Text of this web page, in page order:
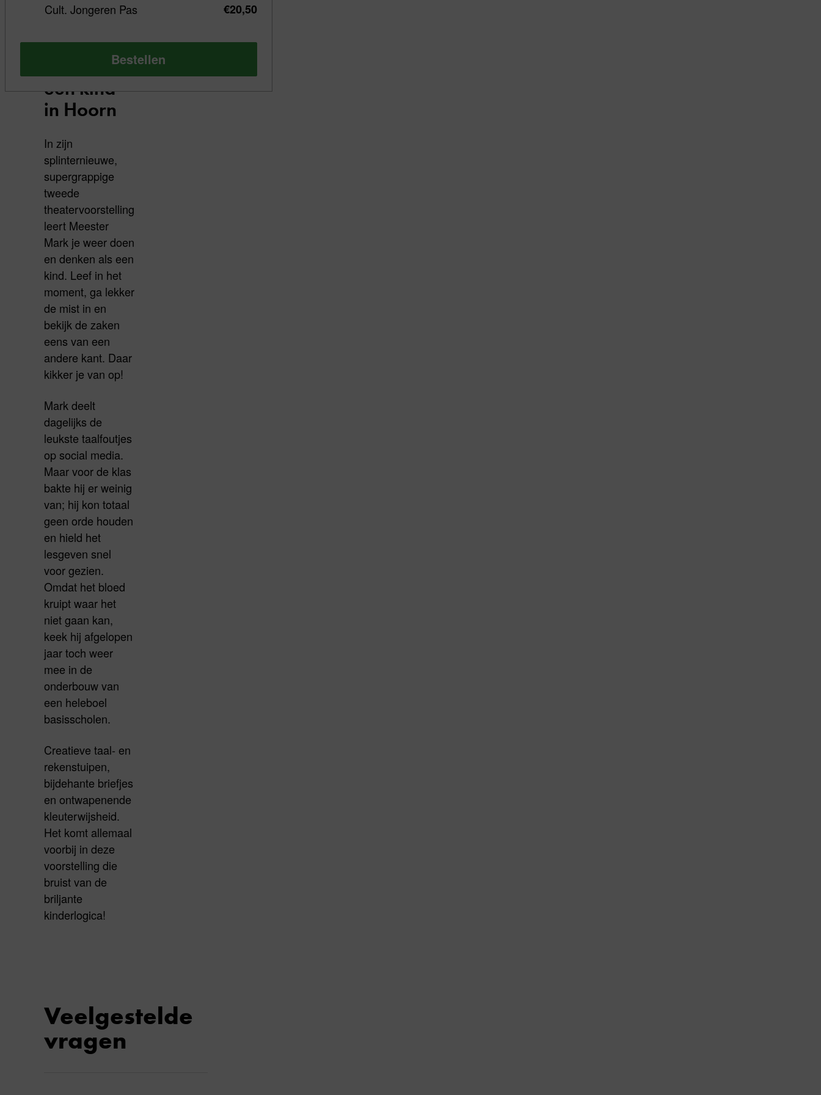
Cult. Jongeren Pas €20,50
Bestellen
Mark leert
je weer
denken als
een kind
in Hoorn
In zijn
splinternieuwe,
supergrappige
tweede
theatervoorstelling
leert Meester
Mark je weer doen
en denken als een
kind. Leef in het
moment, ga lekker
de mist in en
bekijk de zaken
eens van een
andere kant. Daar
kikker je van op!
Mark deelt
dagelijks de
leukste taalfoutjes
op social media.
Maar voor de klas
bakte hij er weinig
van; hij kon totaal
geen orde houden
en hield het
lesgeven snel
voor gezien.
Omdat het bloed
kruipt waar het
niet gaan kan,
keek hij afgelopen
jaar toch weer
mee in de
onderbouw van
een heleboel
basisscholen.
Creatieve taal- en
rekenstuipen,
bijdehante briefjes
en ontwapenende
kleuterwijsheid.
Het komt allemaal
voorbij in deze
voorstelling die
bruist van de
briljante
kinderlogica!
Veelgestelde
vragen